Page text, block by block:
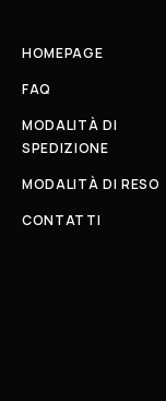
HOMEPAGE
FAQ
MODALITÀ DI
SPEDIZIONE
MODALITÀ DI RESO
CONTATTI